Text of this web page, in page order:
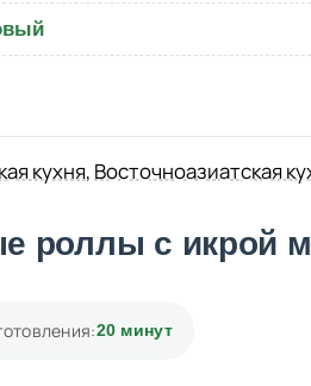
кухня, Восточноазиатская
роллы с икрой
20 минут